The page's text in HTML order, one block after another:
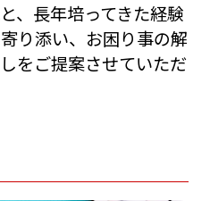
、⻑年培ってきた経験
り添い、お困り事の解
をご提案させていただ